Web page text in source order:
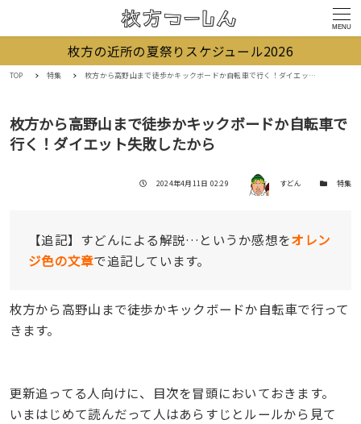
MENU
枚方の近所の夏祭りスケジュール2026
TOP 特集 枚方から高野山まで徒歩かキックボードか自転車で行く！ダイエット失敗したから
枚方から高野山まで徒歩かキックボードか自転車で
行く！ダイエット失敗したから
投稿日
2024年4月11日 02:29 著者 すどん カテゴリー
特集
【追記】すどんによる解説…というか感想をオレン
ジ色の文章で追記しています。
枚方から高野山まで徒歩かキックボードか自転車で行って
きます。
更新追ってる人向けに、目次を冒頭においておきます。
いまはじめて読んだって人はあらすじとルールから見て